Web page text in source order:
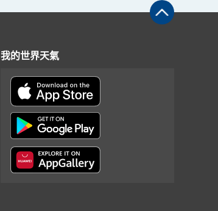
我的世界天氣